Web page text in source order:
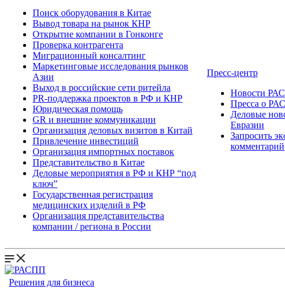
Поиск оборудования в Китае
Вывод товара на рынок КНР
Открытие компании в Гонконге
Проверка контрагента
Миграционный консалтинг
Маркетинговые исследования рынков
Азии
Выход в российские сети ритейла
PR-поддержка проектов в РФ и КНР
Юридическая помощь
GR и внешние коммуникации
Организация деловых визитов в Китай
Привлечение инвестиций
Организация импортных поставок
Представительство в Китае
Деловые мероприятия в РФ и КНР “под
ключ”
Государственная регистрация
медицинских изделий в РФ
Организация представительства
компании / региона в России
Пресс-центр
Новости
Пресса о
Деловые
Евразии
Запросить
комментарий
Решения для бизнеса